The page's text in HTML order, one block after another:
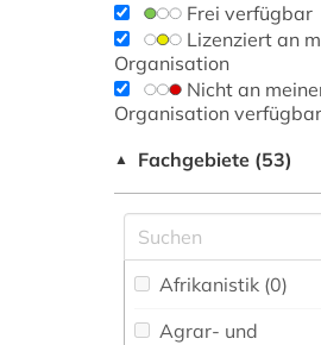
Frei verfügbar
Lizenziert an
Organisation
Nicht an
Organisation verfügbar
▲ Fachgebiete (53)
Afrikanistik (0)
Agrar- und